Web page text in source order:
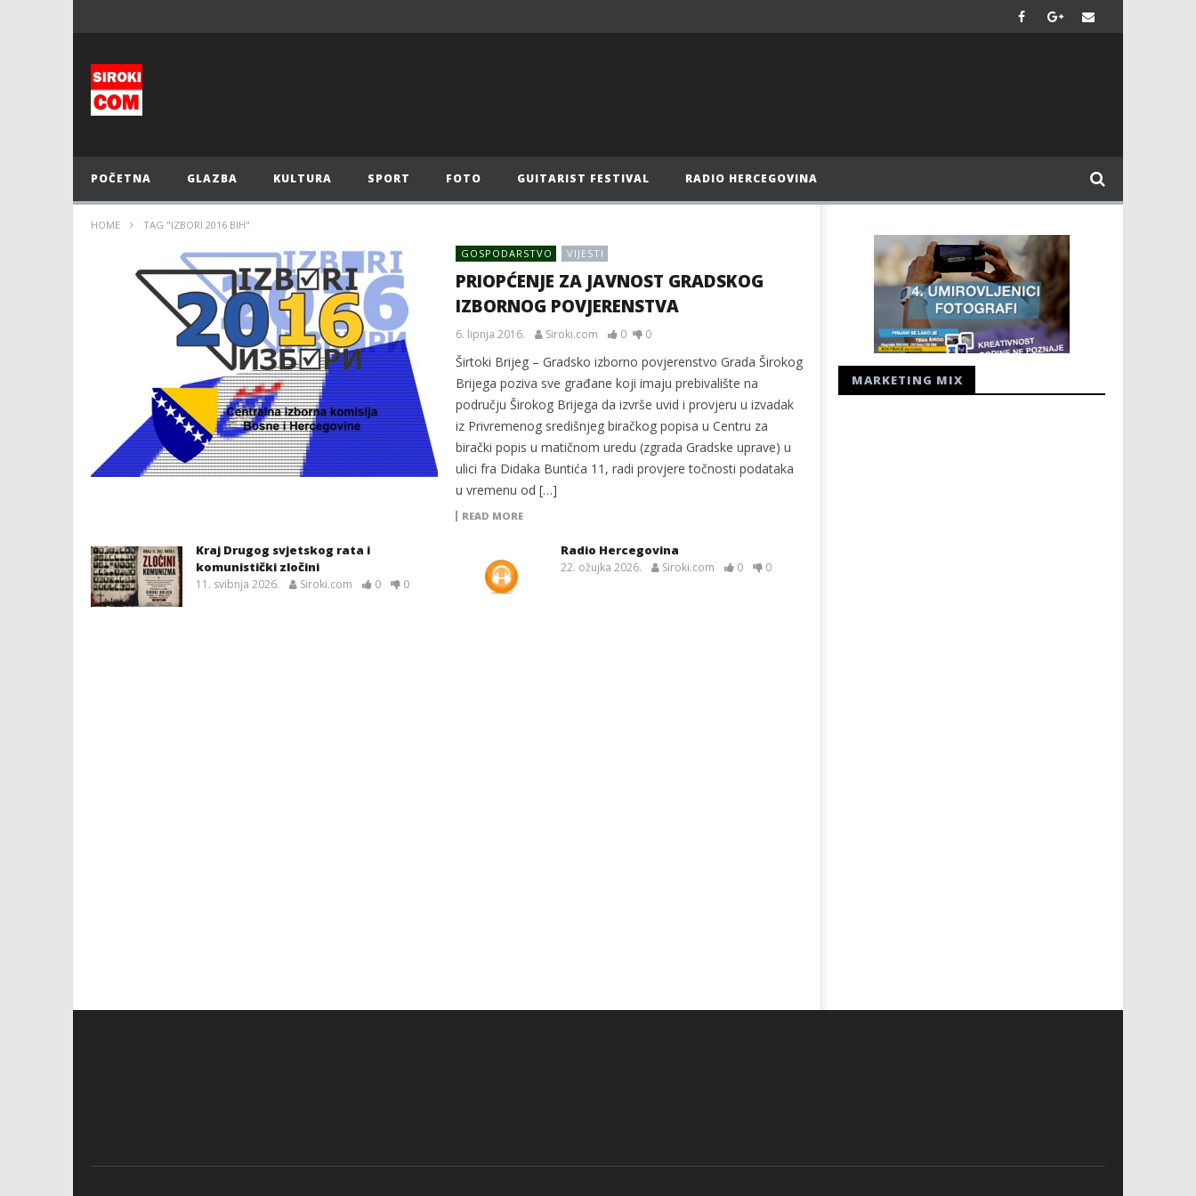
POČETNA GLAZBA KULTURA SPORT FOTO GUITARIST FESTIVAL RADIO HERCEGOVINA
HOME TAG "IZBORI 2016 BIH"
GOSPODARSTVO VIJESTI
PRIOPĆENJE ZA JAVNOST GRADSKOG
IZBORNOG POVJERENSTVA
6. lipnja 2016. Siroki.com 0 0
Širtoki Brijeg – Gradsko izborno povjerenstvo Grada Širokog
Brijega poziva sve građane koji imaju prebivalište na
području Širokog Brijega da izvrše uvid i provjeru u izvadak
iz Privremenog središnjeg biračkog popisa u Centru za
birački popis u matičnom uredu (zgrada Gradske uprave) u
ulici fra Didaka Buntića 11, radi provjere točnosti podataka
u vremenu od […]
READ MORE
Kraj Drugog svjetskog rata i
komunistički zločini
11. svibnja 2026. Siroki.com 0 0
Radio Hercegovina
22. ožujka 2026. Siroki.com 0 0
MARKETING MIX